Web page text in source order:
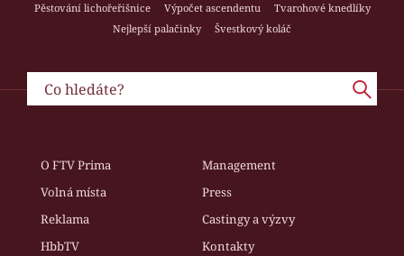
Pěstování lichořeřišnice
Výpočet ascendentu
Tvarohové knedlíky
Nejlepší palačinky
Švestkový koláč
O FTV Prima
Management
Volná místa
Press
Reklama
Castingy a výzvy
HbbTV
Kontakty